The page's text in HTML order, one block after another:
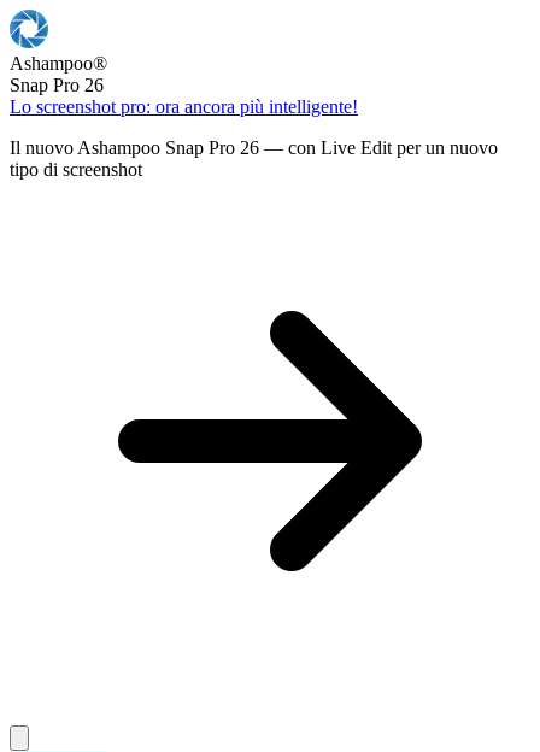
Ashampoo®
Snap Pro 26
Lo screenshot pro: ora ancora più intelligente!
Il nuovo Ashampoo Snap Pro 26 — con Live Edit per un nuovo
tipo di screenshot